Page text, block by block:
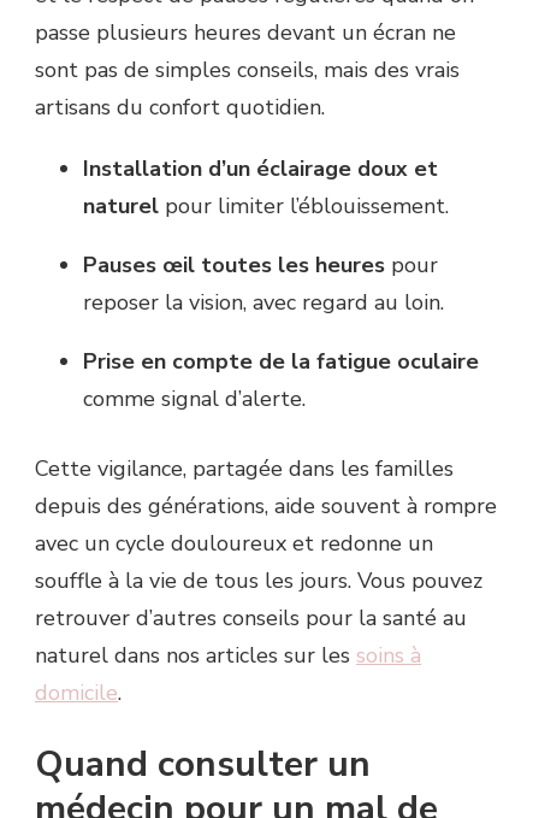
passe plusieurs heures devant un écran ne
sont pas de simples conseils, mais des vrais
artisans du confort quotidien.
Installation d’un éclairage doux et
naturel pour limiter l’éblouissement.
Pauses œil toutes les heures pour
reposer la vision, avec regard au loin.
Prise en compte de la fatigue oculaire
comme signal d’alerte.
Cette vigilance, partagée dans les familles
depuis des générations, aide souvent à rompre
avec un cycle douloureux et redonne un
souffle à la vie de tous les jours. Vous pouvez
retrouver d’autres conseils pour la santé au
naturel dans nos articles sur les soins à
domicile.
Quand consulter un